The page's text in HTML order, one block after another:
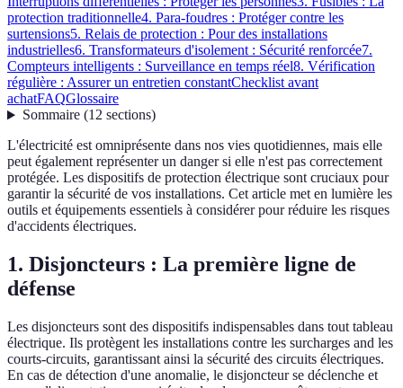
protection traditionnelle4. Para-foudres : Protéger contre les
surtensions5. Relais de protection : Pour des installations
industrielles6. Transformateurs d'isolement : Sécurité renforcée7.
Compteurs intelligents : Surveillance en temps réel8. Vérification
régulière : Assurer un entretien constantChecklist avant
achatFAQGlossaire
Sommaire(12 sections)
L'électricité est omniprésente dans nos vies quotidiennes, mais elle
peut également représenter un danger si elle n'est pas correctement
protégée. Les dispositifs de protection électrique sont cruciaux pour
garantir la sécurité de vos installations. Cet article met en lumière les
outils et équipements essentiels à considérer pour réduire les risques
d'accidents électriques.
1. Disjoncteurs : La première ligne de
défense
Les disjoncteurs sont des dispositifs indispensables dans tout tableau
électrique. Ils protègent les installations contre les surcharges and les
courts-circuits, garantissant ainsi la sécurité des circuits électriques.
En cas de détection d'une anomalie, le disjoncteur se déclenche et